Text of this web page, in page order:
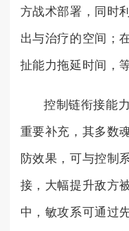
方战术部署，同时
出与治疗的空间；
扯能力拖延时间，
控制链衔接能
重要补充，其多数
防效果，可与控制
接，大幅提升敌方
中，敏攻系可通过